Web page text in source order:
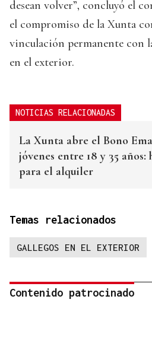
desean volver”, concluyó el
el compromiso de la Xunta
vinculación permanente con
en el exterior.
NOTICIAS RELACIONADAS
La Xunta abre el Bono
jóvenes entre 18 y 35 años:
para el alquiler
Temas relacionados
GALLEGOS EN EL EXTERIOR
Contenido patrocinado